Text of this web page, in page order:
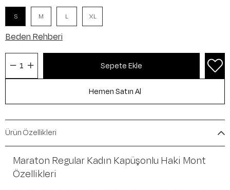
S M L XL
Beden Rehberi
Ürün Özellikleri
Maraton Regular Kadın Kapüşonlu Haki Mont
Özellikleri